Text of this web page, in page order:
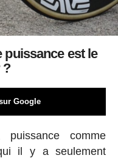
puissance est le
?
Google
comme
il y a seulement